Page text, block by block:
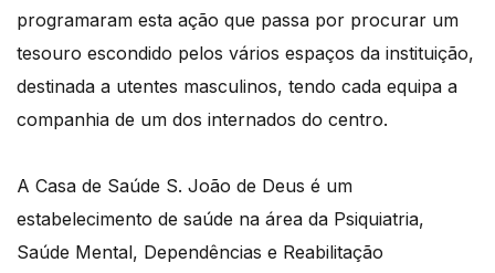
programaram esta ação que passa por procurar um
tesouro escondido pelos vários espaços da instituição,
destinada a utentes masculinos, tendo cada equipa a
companhia de um dos internados do centro.
A Casa de Saúde S. João de Deus é um
estabelecimento de saúde na área da Psiquiatria,
Saúde Mental, Dependências e Reabilitação